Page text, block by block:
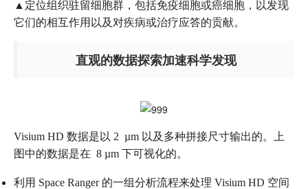
▲定位组织驻留细胞群，包括免疫细胞或癌细胞，以发现
它们的相互作用以及对疾病或治疗应答的贡献。
直观的数据探索加速科学发现
Visium HD 数据是以 2 µm 以及多种拼接尺寸输出的。上
图中的数据是在 8 µm 下可视化的。
利用 Space Ranger 的一组分析流程来处理 Visium HD 空间